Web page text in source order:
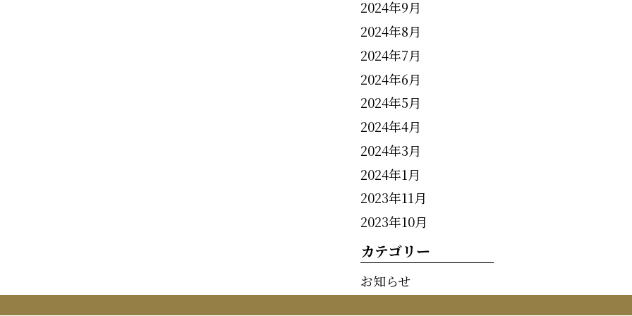
2024年9月
2024年8月
2024年7月
2024年6月
2024年5月
2024年4月
2024年3月
2024年1月
2023年11月
2023年10月
カテゴリー
お知らせ